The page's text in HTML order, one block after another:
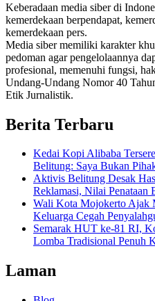
Keberadaan media siber di
kemerdekaan berpendapat,
kemerdekaan pers.
Media siber memiliki karakter
pedoman agar pengelolaannya
profesional, memenuhi fungsi,
Undang-Undang Nomor 40
Etik Jurnalistik.
Berita Terbaru
Kedai Kopi Alibaba
Belitung: Saya Bukan
Aktivis Belitung Desak
Reklamasi, Nilai Penataan
Wali Kota Mojokerto Ajak
Keluarga Cegah
Semarak HUT ke-81 RI,
Lomba Tradisional Penuh
Laman